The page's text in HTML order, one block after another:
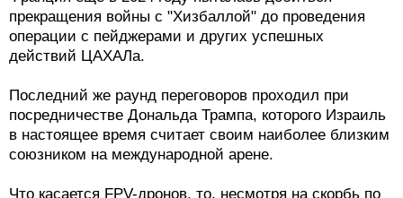
прекращения войны с "Хизбаллой" до проведения
операции с пейджерами и других успешных
действий ЦАХАЛа.
Последний же раунд переговоров проходил при
посредничестве Дональда Трампа, которого Израиль
в настоящее время считает своим наиболее близким
союзником на международной арене.
Что касается FPV-дронов, то, несмотря на скорбь по